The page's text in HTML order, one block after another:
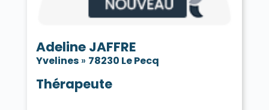
Adeline JAFFRE
Yvelines» 78230 Le Pecq
Thérapeute